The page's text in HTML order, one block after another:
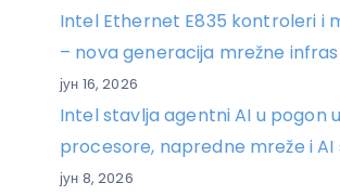
Intel Ethernet E835 kontroleri i
– nova generacija mrežne
јун 16, 2026
Intel stavlja agentni AI u pogon
procesore, napredne mreže i AI
јун 8, 2026